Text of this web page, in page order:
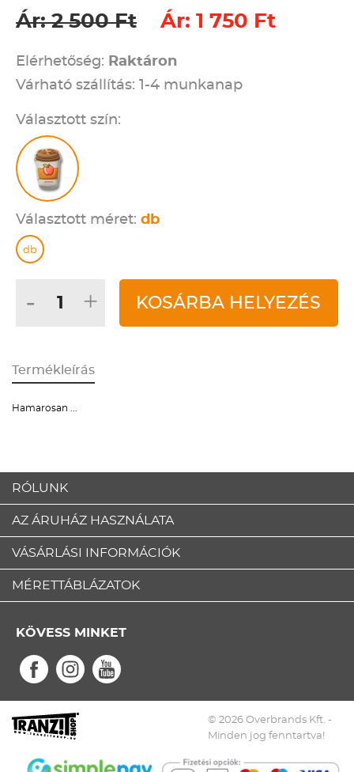
Ár: 2 500 Ft
Ár: 1 750 Ft
Elérhetőség: Raktáron
Várható szállítás: 1-4 munkanap
Választott szín:
Választott méret: db
db
- + KOSÁRBA HELYEZÉS
Termékleírás
Hamarosan ...
RÓLUNK
AZ ÁRUHÁZ HASZNÁLATA
VÁSÁRLÁSI INFORMÁCIÓK
MÉRETTÁBLÁZATOK
KÖVESS MINKET
© 2026 Overbrands Kft. -
Minden jog fenntartva!